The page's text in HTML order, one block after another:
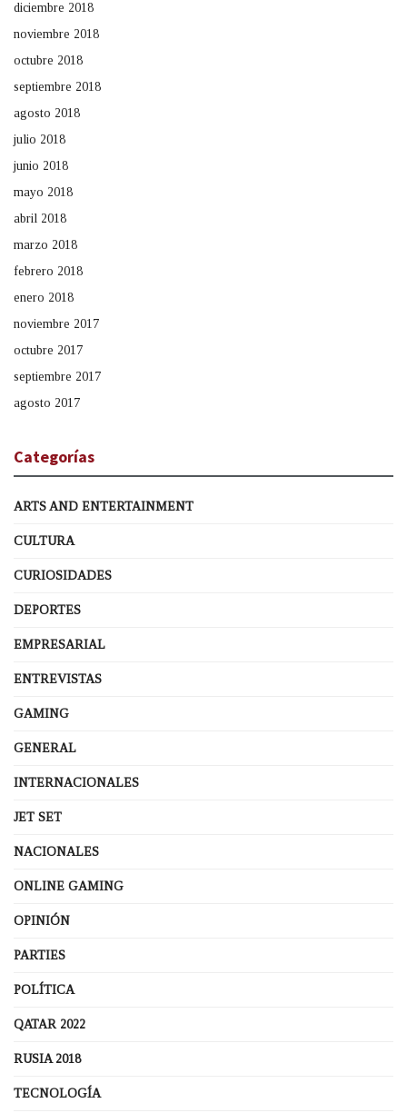
diciembre 2018
noviembre 2018
octubre 2018
septiembre 2018
agosto 2018
julio 2018
junio 2018
mayo 2018
abril 2018
marzo 2018
febrero 2018
enero 2018
noviembre 2017
octubre 2017
septiembre 2017
agosto 2017
Categorías
ARTS AND ENTERTAINMENT
CULTURA
CURIOSIDADES
DEPORTES
EMPRESARIAL
ENTREVISTAS
GAMING
GENERAL
INTERNACIONALES
JET SET
NACIONALES
ONLINE GAMING
OPINIÓN
PARTIES
POLÍTICA
QATAR 2022
RUSIA 2018
TECNOLOGÍA